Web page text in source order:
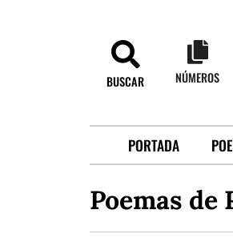
BUSCAR NÚMEROS
PORTADA
Poemas de